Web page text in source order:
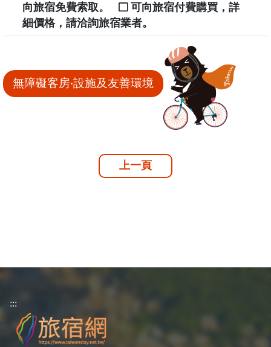
向旅宿免費索取。
可向旅宿付費購買，詳
細價格，請洽詢旅宿業者。
無障礙客房‧設施及友善環境
上一頁
:::